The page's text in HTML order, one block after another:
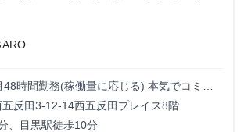
時間勤務(稼働量に応じる) 本気でコミッ
も圧倒的な実績と報酬を得られる環境で
反田3-12-14西五反田プレイス8階
、目黒駅徒歩10分